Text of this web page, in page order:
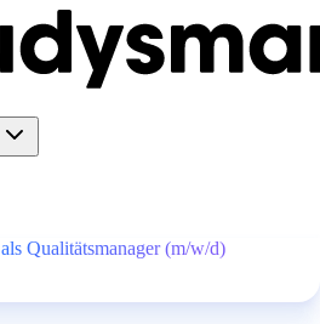
Qualitätsmanager (m/w/d)